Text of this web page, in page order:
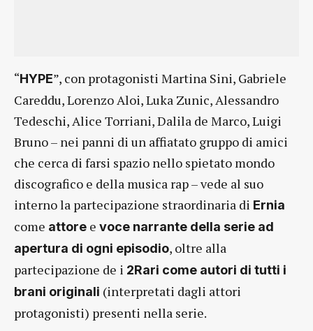
“HYPE”, con protagonisti Martina Sini, Gabriele
Careddu, Lorenzo Aloi, Luka Zunic, Alessandro
Tedeschi, Alice Torriani, Dalila de Marco, Luigi
Bruno – nei panni di un affiatato gruppo di amici
che cerca di farsi spazio nello spietato mondo
discografico e della musica rap – vede al suo
interno la partecipazione straordinaria di Ernia
come attore e voce narrante della serie ad
apertura di ogni episodio, oltre alla
partecipazione de i 2Rari come autori di tutti i
brani originali (interpretati dagli attori
protagonisti) presenti nella serie.